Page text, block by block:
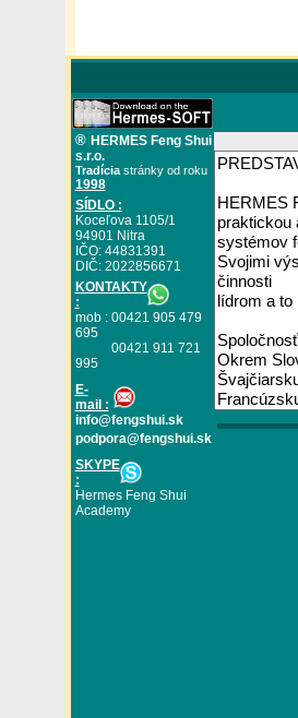
® HERMES Feng Shui
s.r.o.
Tradíciastránky od roku
1998
SÍDLO :
Koceľova 1105/1
94901 Nitra
IČO: 44831391
DIČ: 2022856671
KONTAKTY
:
mob : 00421 905 479
695
00421 911 721
995
E-
mail :
info@fengshui.sk
podpora@fengshui.sk
SKYPE
:
Hermes Feng Shui
Academy